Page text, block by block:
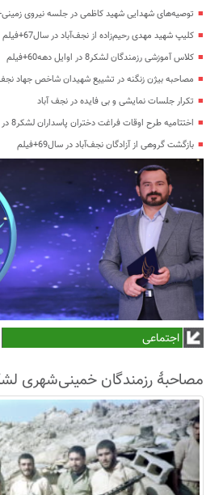
توصیه‌های شهدایی شهید کاظمی در جلسه نیروی
کلیپ شهید مهدی رحیم‌زاده از نجف‌آباد در سال67+فیلم
کلاس آموزشی رزمندگان لشکر8 در اوایل دهه60+فیلم
مصاحبه بیژن زنگنه در تشییع شهیدان شاخص جهاد
تکرار جلسات نمایشی و بی فایده در نجف آباد
اختتامیه طرح اوقات فراغت دختران پاسداران لشکر8 در سال 78+ فیلم
بازگشت گروهی از آزادگان نجف‌آباد در سال69+فیلم
اجتماعی
سال63+فیلم